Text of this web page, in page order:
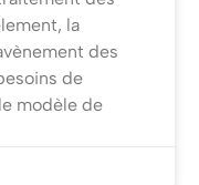
la
des
de
modèle de